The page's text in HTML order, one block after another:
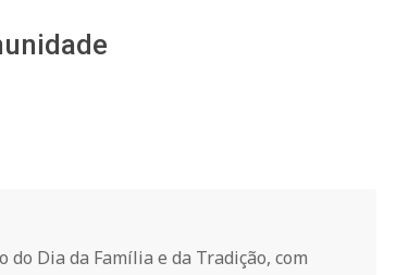
Dia da Família e da Tradição, com